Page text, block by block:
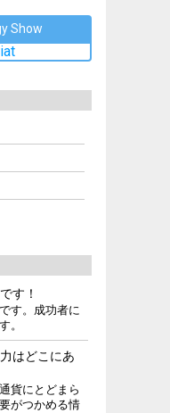
Show
す！
す。成功者に
。
はどこにあ
貨にとどまら
がつかめる情